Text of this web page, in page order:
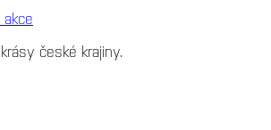
české krajiny.